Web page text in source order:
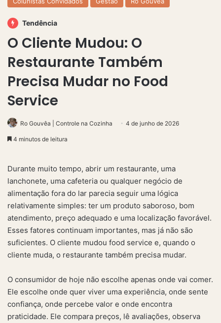
Tendência
O Cliente Mudou: O
Restaurante Também
Precisa Mudar no Food
Service
Ro Gouvêa | Controle na Cozinha 4 de junho de 2026
4 minutos de leitura
Durante muito tempo, abrir um restaurante, uma
lanchonete, uma cafeteria ou qualquer negócio de
alimentação fora do lar parecia seguir uma lógica
relativamente simples: ter um produto saboroso, bom
atendimento, preço adequado e uma localização favorável.
Esses fatores continuam importantes, mas já não são
suficientes. O cliente mudou food service e, quando o
cliente muda, o restaurante também precisa mudar.
O consumidor de hoje não escolhe apenas onde vai comer.
Ele escolhe onde quer viver uma experiência, onde sente
confiança, onde percebe valor e onde encontra
praticidade. Ele compara preços, lê avaliações, observa